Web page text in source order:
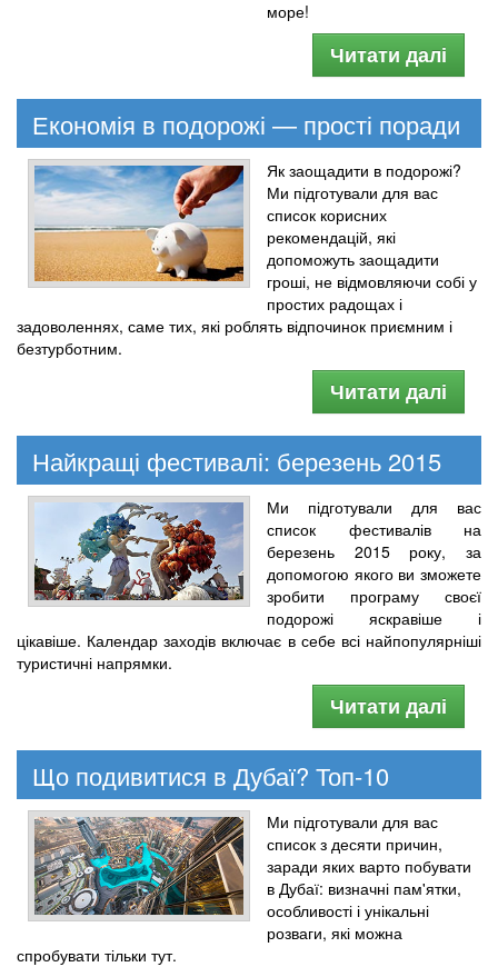
море!
Читати далі
Економія в подорожі — прості поради
Як заощадити в подорожі?
Ми підготували для вас
список корисних
рекомендацій, які
допоможуть заощадити
гроші, не відмовляючи собі у
простих радощах і
задоволеннях, саме тих, які роблять відпочинок приємним і
безтурботним.
Читати далі
Найкращі фестивалі: березень 2015
Ми підготували для вас
список фестивалів на
березень 2015 року, за
допомогою якого ви зможете
зробити програму своєї
подорожі яскравіше і
цікавіше. Календар заходів включає в себе всі найпопулярніші
туристичні напрямки.
Читати далі
Що подивитися в Дубаї? Топ-10
Ми підготували для вас
список з десяти причин,
заради яких варто побувати
в Дубаї: визначні пам'ятки,
особливості і унікальні
розваги, які можна
спробувати тільки тут.